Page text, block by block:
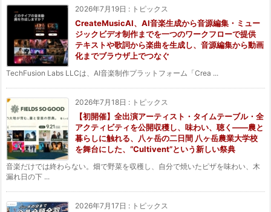
2026年7月19日 : トピックス
CreateMusicAI、AI音楽生成から音源編集・ミュー
ジックビデオ制作までを一つのワークフローで提供
テキストや歌詞から楽曲を生成し、音源編集から動画
化までブラウザ上でつなぐ
TechFusion Labs LLCは、AI音楽制作プラットフォーム「Crea ...
2026年7月18日 : トピックス
【初開催】全出演アーティスト・タイムテーブル・全
アクティビティを公開収穫し、味わい、聴く——農と
暮らしに触れる、八ヶ岳の二日間 八ヶ岳農業大学校
を舞台にした、“Cultivent”という新しい祭典
音楽だけでは終わらない。畑で野菜を収穫し、自分で焼いたピザを味わい、木
漏れ日の下 ...
2026年7月17日 : トピックス